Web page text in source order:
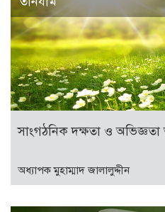
সাংগঠনিক দক্ষতা ও
অধ্যাপক মুহাম্মাদ জালালুদ্দীন